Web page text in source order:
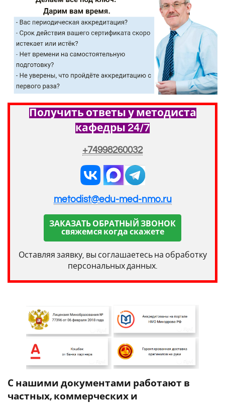
Получить ответы у методиста
кафедры 24/7
+74998260032
metodist@edu-med-nmo.ru
ЗАКАЗАТЬ ОБРАТНЫЙ ЗВОНОК
свяжемся когда скажете
Оставляя заявку, вы соглашаетесь на обработку
персональных данных.
С нашими документами работают в
частных, коммерческих и